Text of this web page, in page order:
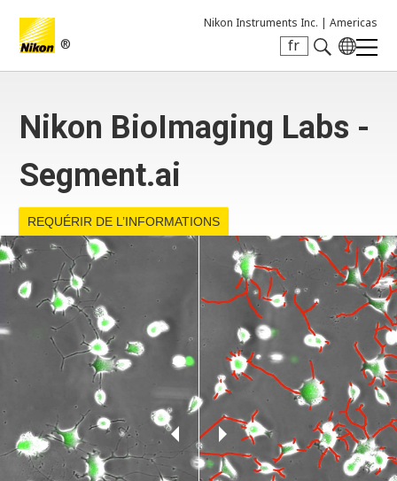
®
Nikon Instruments Inc. | Americas
fr
Nikon BioImaging Labs -
Segment.ai
REQUÉRIR DE L’INFORMATIONS